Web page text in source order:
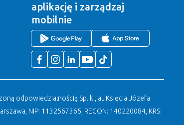
aplikację i zarządzaj
mobilnie
odpowiedzialnością Sp. k., al. Księcia Józefa
NIP: 1132567365, REGON: 140220084, KRS: